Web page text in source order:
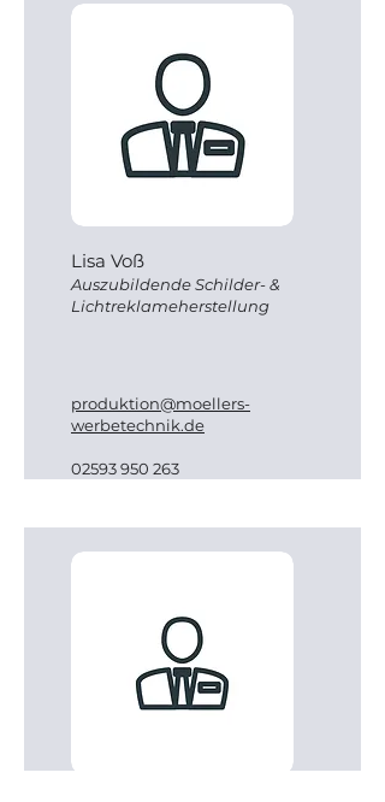
Lisa Voß
Auszubildende Schilder- &
Lichtreklameherstellung
produktion@moellers-
werbetechnik.de
02593 950 263